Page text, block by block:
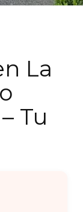
La
Tu